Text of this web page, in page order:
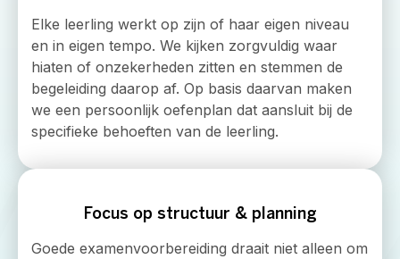
Elke leerling werkt op zijn of haar eigen niveau
en in eigen tempo. We kijken zorgvuldig waar
hiaten of onzekerheden zitten en stemmen de
begeleiding daarop af. Op basis daarvan maken
we een persoonlijk oefenplan dat aansluit bij de
specifieke behoeften van de leerling.
Focus op structuur & planning
Goede examenvoorbereiding draait niet alleen om